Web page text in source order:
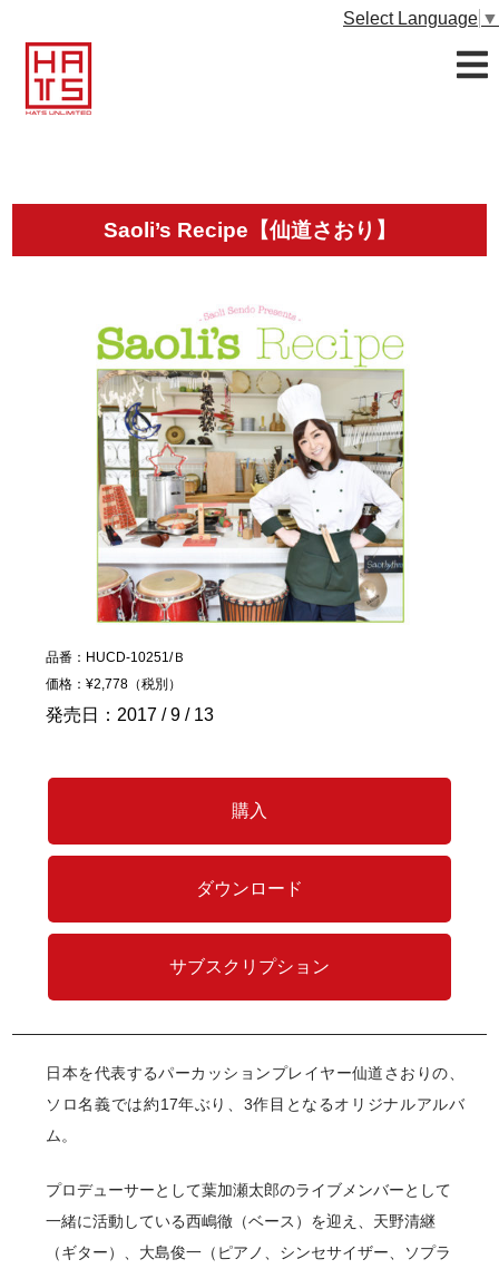
Select Language ▼
Saoli’s Recipe【仙道さおり】
品番：HUCD-10251/Ｂ
価格：¥2,778（税別）
発売日：2017 / 9 / 13
購入
ダウンロード
サブスクリプション
日本を代表するパーカッションプレイヤー仙道さおりの、
ソロ名義では約17年ぶり、3作目となるオリジナルアルバ
ム。
プロデューサーとして葉加瀬太郎のライブメンバーとして
一緒に活動している西嶋徹（ベース）を迎え、天野清継
（ギター）、大島俊一（ピアノ、シンセサイザー、ソプラ